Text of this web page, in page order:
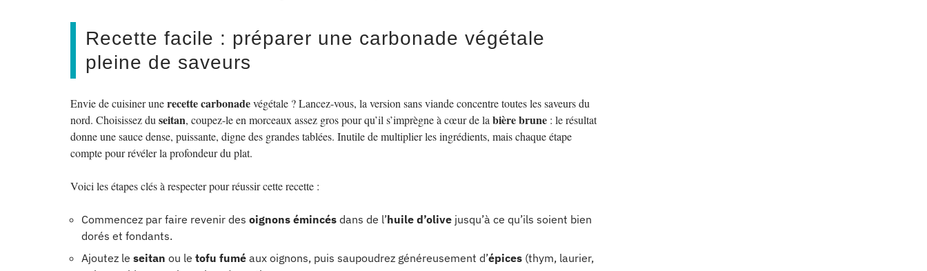
Recette facile : préparer une carbonade végétale
pleine de saveurs
Envie de cuisiner unerecette carbonadevégétale ? Lancez-vous, la version sans viande concentre toutes les saveurs du
nord. Choisissez du seitan, coupez-le en morceaux assez gros pour qu’il s’imprègne à cœur de la bière brune : le résultat
donne une sauce dense, puissante, digne des grandes tablées. Inutile de multiplier les ingrédients, mais chaque étape
compte pour révéler la profondeur du plat.
Voici les étapes clés à respecter pour réussir cette recette :
Commencez par faire revenir des oignons émincés dans de l’huile d’olive jusqu’à ce qu’ils soient bien
dorés et fondants.
Ajoutez le seitan ou le tofu fumé aux oignons, puis saupoudrez généreusement d’épices (thym, laurier,